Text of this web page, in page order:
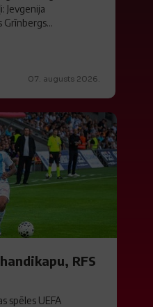
Jevgenija
Grīnbergs...
07. augusts 2026.
RFS
spēles UEFA